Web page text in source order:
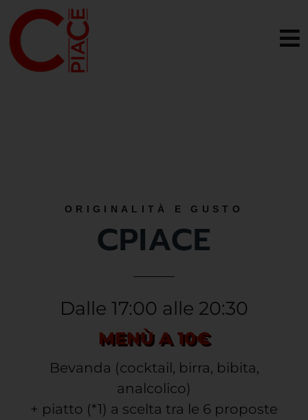
ORIGINALITÀ E GUSTO
CPIACE
Dalle 17:00 alle 20:30
MENÙ A 10€
Bevanda (cocktail, birra, bibita,
analcolico)
+ piatto (*1) a scelta tra le 6 proposte